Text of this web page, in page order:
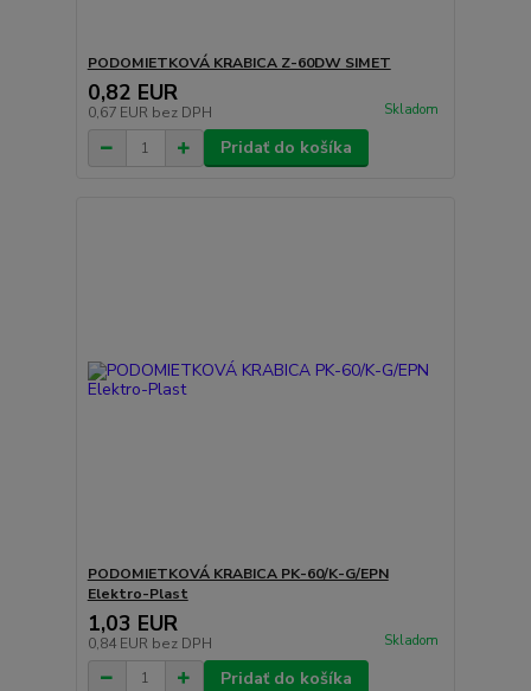
PODOMIETKOVÁ KRABICA Z-60DW SIMET
0,82 EUR
0,67 EUR bez DPH Skladom
Pridať do košíka
PODOMIETKOVÁ KRABICA PK-60/K-G/EPN
Elektro-Plast
1,03 EUR
0,84 EUR bez DPH Skladom
Pridať do košíka